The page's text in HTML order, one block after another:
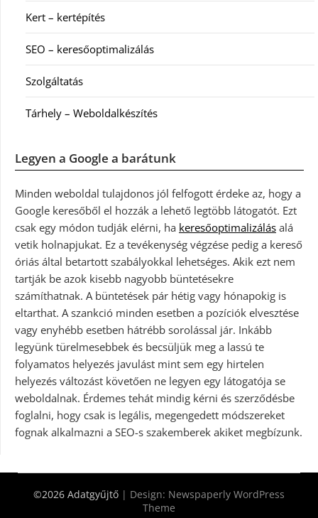
Kert – kertépítés
SEO – keresőoptimalizálás
Szolgáltatás
Tárhely – Weboldalkészítés
Legyen a Google a barátunk
Minden weboldal tulajdonos jól felfogott érdeke az, hogy a
Google keresőből el hozzák a lehető legtöbb látogatót. Ezt
csak egy módon tudják elérni, ha keresőoptimalizálás alá
vetik holnapjukat. Ez a tevékenység végzése pedig a kereső
óriás által betartott szabályokkal lehetséges. Akik ezt nem
tartják be azok kisebb nagyobb büntetésekre
számíthatnak. A büntetések pár hétig vagy hónapokig is
eltarthat. A szankció minden esetben a pozíciók elvesztése
vagy enyhébb esetben hátrébb sorolással jár. Inkább
legyünk türelmesebbek és becsüljük meg a lassú te
folyamatos helyezés javulást mint sem egy hirtelen
helyezés változást követően ne legyen egy látogatója se
weboldalnak. Érdemes tehát mindig kérni és szerződésbe
foglalni, hogy csak is legális, megengedett módszereket
fognak alkalmazni a SEO-s szakemberek akiket megbízunk.
©2026 Adatgyűjtő | Design: Newspaperly WordPress
Theme